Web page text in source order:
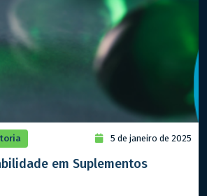
5 de janeiro de 2025
em Suplementos